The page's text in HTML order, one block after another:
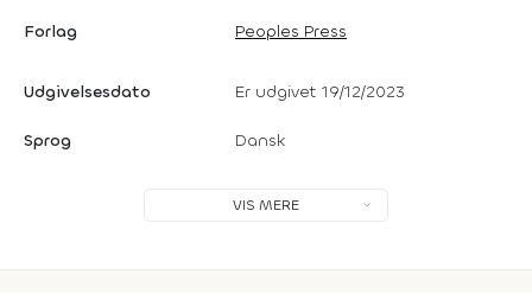
Forlag Peoples Press
Udgivelsesdato Er udgivet 19/12/2023
Sprog Dansk
VIS MERE